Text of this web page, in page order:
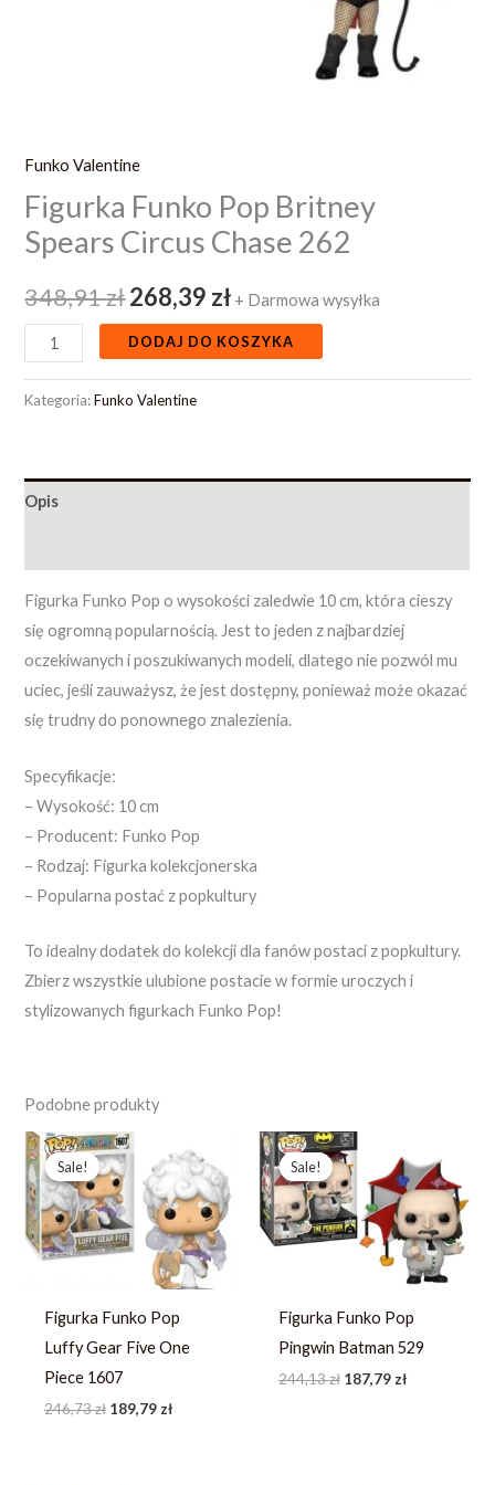
Funko Valentine
Figurka Funko Pop Britney
Spears Circus Chase 262
348,91zł268,39 zł + Darmowa wysyłka
DODAJ DO KOSZYKA
Kategoria:Funko Valentine
Opis
Figurka Funko Pop o wysokości zaledwie 10 cm, która cieszy
się ogromną popularnością. Jest to jeden z najbardziej
oczekiwanych i poszukiwanych modeli, dlatego nie pozwól mu
uciec, jeśli zauważysz, że jest dostępny, ponieważ może okazać
się trudny do ponownego znalezienia.
Specyfikacje:
– Wysokość: 10 cm
– Producent: Funko Pop
– Rodzaj: Figurka kolekcjonerska
– Popularna postać z popkultury
To idealny dodatek do kolekcji dla fanów postaci z popkultury.
Zbierz wszystkie ulubione postacie w formie uroczych i
stylizowanych figurkach Funko Pop!
Podobne produkty
Sale!
Sale!
Figurka Funko Pop
Luffy Gear Five One
Piece 1607
246,73zł
Pierwotna
cena
wynosiła:
246,73 zł.
189,79zł
cena
wynosi:
189,79 zł.
Sale!
Sale!
Figurka Funko Pop
Pingwin Batman 529
244,13zł
Pierwotna
cena
wynosiła:
244,13 zł.
187,79zł
cena
wynosi:
187,79 zł.